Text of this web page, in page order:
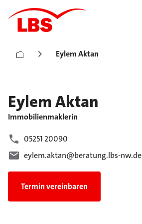
Eylem Aktan
EylemAktan
Immobilienmaklerin
05251 20090
eylem.aktan@beratung.lbs-nw.de
Termin vereinbaren